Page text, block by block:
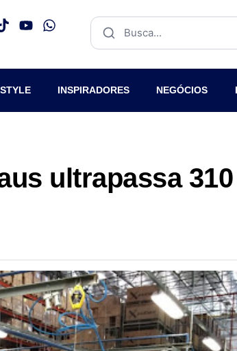
INSPIRADORES NEGÓCIOS
ultrapassa 310